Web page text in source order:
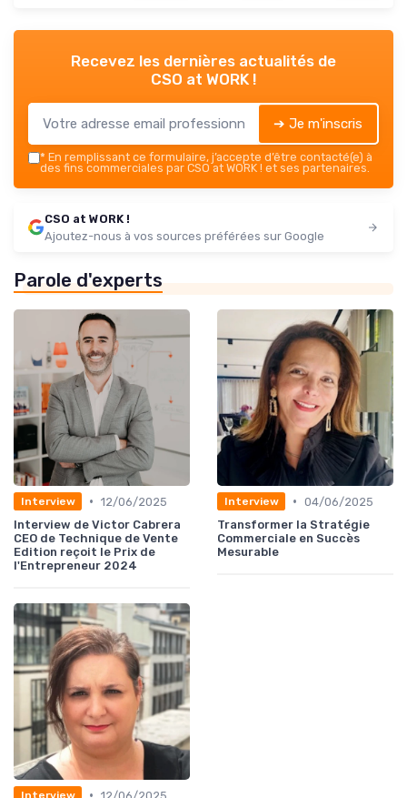
Recevez les dernières actualités de
CSO at WORK !
➔ Je m'inscris
* En remplissant ce formulaire, j’accepte d’être contacté(e) à
des fins commerciales par CSO at WORK ! et ses partenaires.
CSO at WORK !
Ajoutez-nous à vos sources préférées sur Google
Parole d'experts
Interview • 12/06/2025
Interview de Victor Cabrera
CEO de Technique de Vente
Edition reçoit le Prix de
l'Entrepreneur 2024
Interview • 04/06/2025
Transformer la Stratégie
Commerciale en Succès
Mesurable